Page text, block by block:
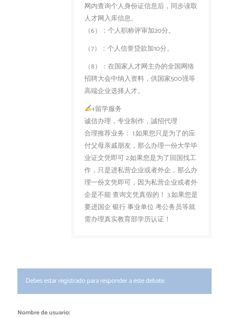
网内查询个人身份证信息后，同步读取
人才网入库信息。
（6）：个人职称评审加20分。
（7）：个人信誉贷款加10分。
（8）：在国家人才网主办的全国网络
招聘大会中纳入资料，供国家500强等
高端企业选择人才。
+留学服务
诚信办理，专业制作，誠招代理
合理推荐业务： 1.如果您只是为了的应
付父母亲戚朋友，那么办理一份大学毕
业证文凭即可 2.如果您是为了回国找工
作，只是进私营企业或者外企，那么办
理一份文凭即可，因为私营企业或者外
企是不能 查询文凭真假的！ 3.如果您是
要进国企 银行 事业单位 考公务员等就
需办理真实教育部学历认证！
Debes estar registrado para responder a este debate.
Nombre de usuario: